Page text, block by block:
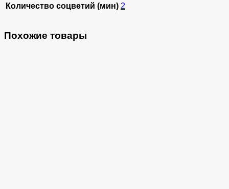
Количество соцветий (мин) 2
Похожие товары